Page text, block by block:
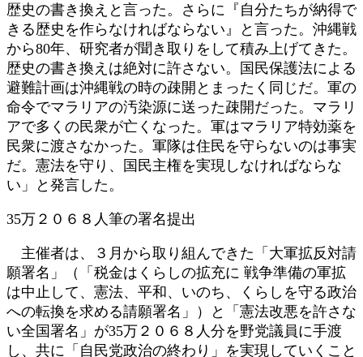
歴史の書き換えと言った。さらに『自分たちが納得で
きる歴史を作らなければならない』と言った。沖縄戦
から80年、研究者が聞き取りをして積み上げてきた。
歴史の書き換えは絶対に許さない。国民保護法による
避難計画は沖縄戦の時の疎開とまったく同じだ。軍の
命令でマラリアの汚染源に送った疎開だった。マラリ
アで多くの民衆が亡くなった。軍はマラリア特効薬を
民衆に渡さなかった。軍隊は住民を守らないのは事実
だ。憲法を守り、国民主権を実現しなければならな
い」と発言した。
35万２０６８人筆の署名提出
主催者は、３月から取り組んできた「大軍拡反対請
願署名」（「税金はくらしの拡充に 戦争準備の軍拡
は中止して、憲法、平和、いのち、くらしを守る政治
への転換を求める請願署名」）と「憲法改悪を許さな
い全国署名」が35万２０６８人分を野党議員に手渡
し、共に「自民党政治の終わり」を実現していくこと